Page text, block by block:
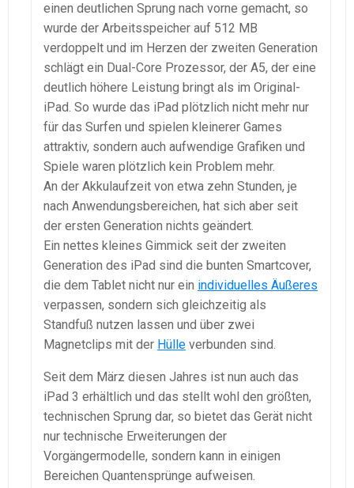
einen deutlichen Sprung nach vorne gemacht, so
wurde der Arbeitsspeicher auf 512 MB
verdoppelt und im Herzen der zweiten Generation
schlägt ein Dual-Core Prozessor, der A5, der eine
deutlich höhere Leistung bringt als im Original-
iPad. So wurde das iPad plötzlich nicht mehr nur
für das Surfen und spielen kleinerer Games
attraktiv, sondern auch aufwendige Grafiken und
Spiele waren plötzlich kein Problem mehr.
An der Akkulaufzeit von etwa zehn Stunden, je
nach Anwendungsbereichen, hat sich aber seit
der ersten Generation nichts geändert.
Ein nettes kleines Gimmick seit der zweiten
Generation des iPad sind die bunten Smartcover,
die dem Tablet nicht nur ein individuelles Äußeres
verpassen, sondern sich gleichzeitig als
Standfuß nutzen lassen und über zwei
Magnetclips mit der Hülle verbunden sind.
Seit dem März diesen Jahres ist nun auch das
iPad 3 erhältlich und das stellt wohl den größten,
technischen Sprung dar, so bietet das Gerät nicht
nur technische Erweiterungen der
Vorgängermodelle, sondern kann in einigen
Bereichen Quantensprünge aufweisen.